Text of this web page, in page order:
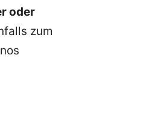
oder
zum